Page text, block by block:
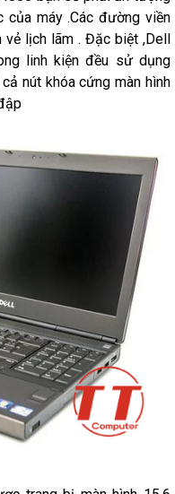
máy .Các đường viền
lịch lãm . Đặc biệt ,Dell
linh kiện đều sử dụng
nút khóa cứng màn hình